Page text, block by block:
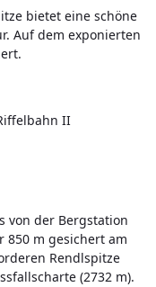
bietet eine schöne
Auf dem exponierten
II
von der Bergstation
850 m gesichert am
Rendlspitze
(2732 m).